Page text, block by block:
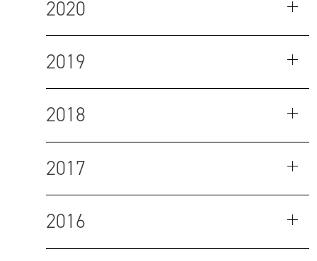
2020
2019
2018
2017
2016